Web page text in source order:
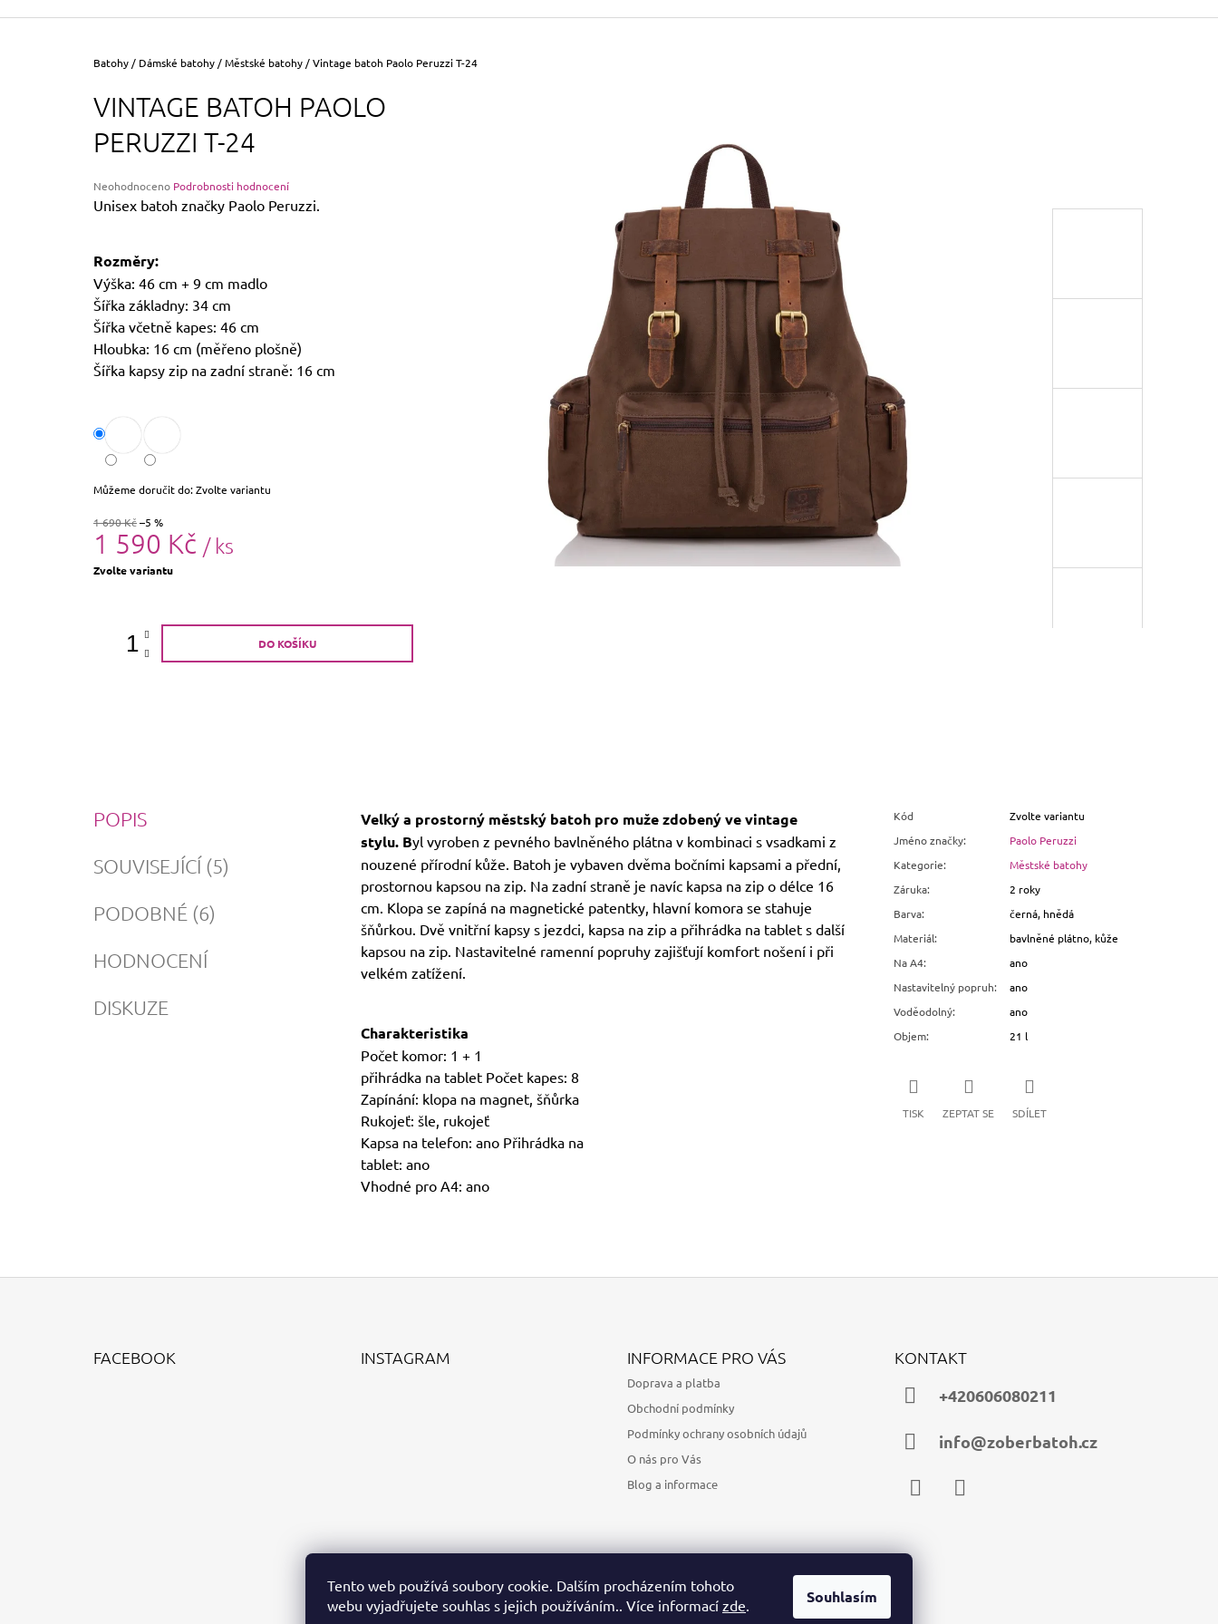
Tento web používá soubory cookie. Dalším procházením tohoto
webu vyjadřujete souhlas s jejich používáním.. Více informací zde. Souhlasím
Domů
Batohy / Dámské batohy /Městské batohy /Vintage batoh Paolo Peruzzi T-24
VINTAGE BATOH PAOLO
PERUZZI T-24
Průměrné
hodnocení
z
5
hvězdiček.
Neohodnoceno Podrobnosti hodnocení
Unisex batoh značky Paolo Peruzzi.
Rozměry:
Výška: 46 cm + 9 cm madlo
Šířka základny: 34 cm
Šířka včetně kapes: 46 cm
Hloubka: 16 cm (měřeno plošně)
Šířka kapsy zip na zadní straně: 16 cm
Můžeme doručit do:Zvolte variantu
1 690 Kč–5 %
1 590 Kč / ks
Měrná
Zvolte variantu
DO KOŠÍKU
POPIS
SOUVISEJÍCÍ (5)
PODOBNÉ (6)
HODNOCENÍ
DISKUZE
Velký a prostorný městský batoh pro muže zdobený ve vintage
stylu. Byl vyroben z pevného bavlněného plátna v kombinaci s vsadkami z
nouzené přírodní kůže. Batoh je vybaven dvěma bočními kapsami a přední,
prostornou kapsou na zip. Na zadní straně je navíc kapsa na zip o délce 16
cm. Klopa se zapíná na magnetické patentky, hlavní komora se stahuje
šňůrkou. Dvě vnitřní kapsy s jezdci, kapsa na zip a přihrádka na tablet s další
kapsou na zip. Nastavitelné ramenní popruhy zajišťují komfort nošení i při
velkém zatížení.
Charakteristika
Počet komor: 1 + 1
přihrádka na tablet Počet kapes: 8
Zapínání: klopa na magnet, šňůrka
Rukojeť: šle, rukojeť
Kapsa na telefon: ano Přihrádka na
tablet: ano
Vhodné pro A4: ano
Kód
Zvolte variantu
Jméno značky:
Paolo Peruzzi
Kategorie:
Městské batohy
Záruka:
2 roky
Barva:
černá, hnědá
Materiál:
bavlněné plátno, kůže
Na A4:
ano
Nastavitelný popruh:
ano
Voděodolný:
ano
Objem: 21 l
TISK ZEPTAT SE SDÍLET
FACEBOOK INSTAGRAM INFORMACE PRO VÁS
Doprava a platba
Obchodní podmínky
Podmínky ochrany osobních údajů
O nás pro Vás
Blog a informace
KONTAKT
+420606080211
info@zoberbatoh.cz